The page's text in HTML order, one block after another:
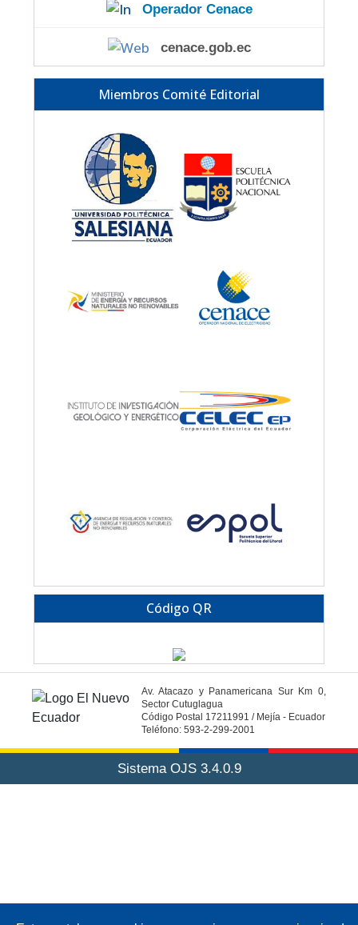
Operador Cenace
cenace.gob.ec
Miembros Comité Editorial
Código QR
Av. Atacazo y Panamericana Sur Km 0,
Sector Cutuglagua
Código Postal 17211991 / Mejía - Ecuador
Teléfono: 593-2-299-2001
Sistema OJS 3.4.0.9